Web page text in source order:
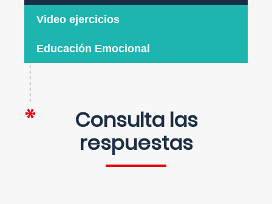
Video ejercicios
Educación Emocional
Consulta las
respuestas